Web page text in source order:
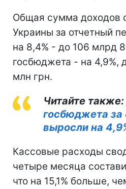
Общая сумма доходов
Украины за отчетный
на 8,4% - до 106 млрд
госбюджета - на 4,9%,
млн грн.
Читайте
госбюджета за
выросли на
Кассовые расходы
четыре месяца
что на 15,1% больше,